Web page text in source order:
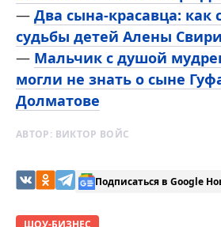
— Два сына-красавца: как
судьбы детей Алены
— Мальчик с душой
могли не знать о сыне
Долматове
АВТОР: ВИКТОР ВОЙС
Подписаться в Google